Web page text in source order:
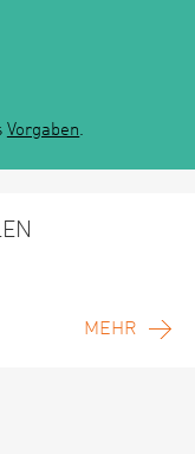
Vorgaben.
MEHR